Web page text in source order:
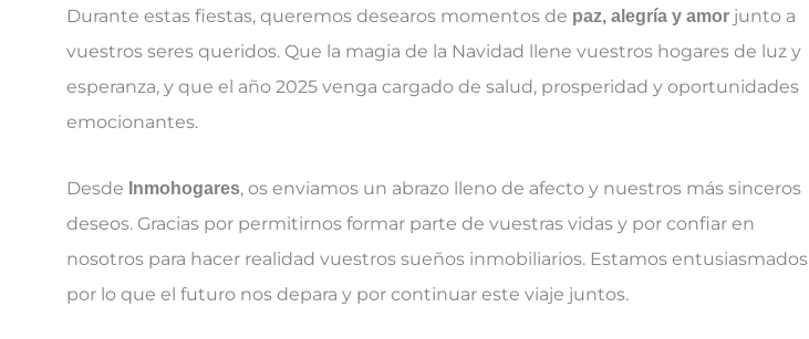
Durante estas fiestas, queremos desearos momentos de paz, alegría y amor junto a
vuestros seres queridos. Que la magia de la Navidad llene vuestros hogares de luz y
esperanza, y que el año 2025 venga cargado de salud, prosperidad y oportunidades
emocionantes.
Desde Inmohogares, os enviamos un abrazo lleno de afecto y nuestros más sinceros
deseos. Gracias por permitirnos formar parte de vuestras vidas y por confiar en
nosotros para hacer realidad vuestros sueños inmobiliarios. Estamos entusiasmados
por lo que el futuro nos depara y por continuar este viaje juntos.